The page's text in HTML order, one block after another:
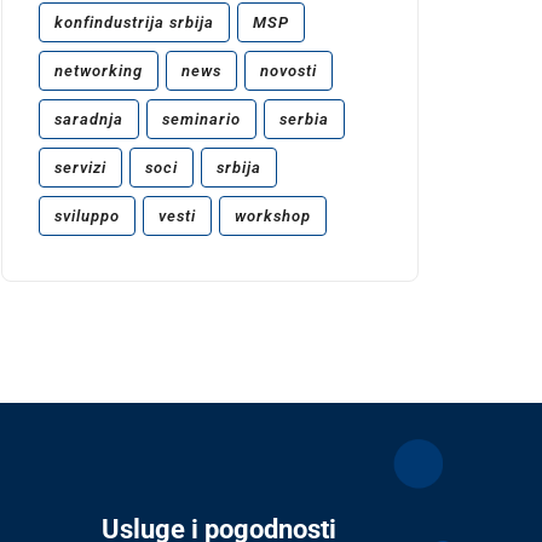
konfindustrija srbija MSP
networking news novosti
saradnja seminario serbia
servizi soci srbija
sviluppo vesti workshop
Usluge i pogodnosti